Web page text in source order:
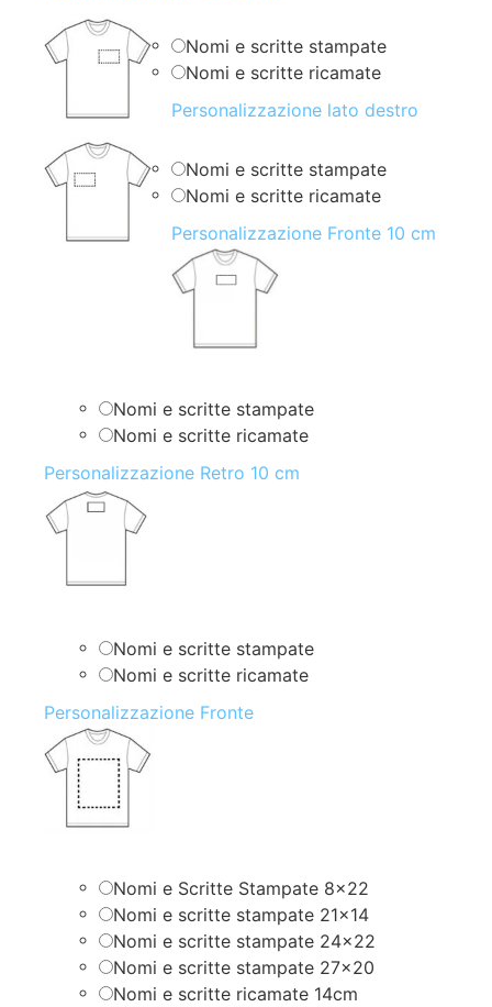
Nomi e scritte stampate
Nomi e scritte ricamate
Personalizzazione lato destro
Nomi e scritte stampate
Nomi e scritte ricamate
Personalizzazione Fronte 10 cm
Nomi e scritte stampate
Nomi e scritte ricamate
Personalizzazione Retro 10 cm
Nomi e scritte stampate
Nomi e scritte ricamate
Personalizzazione Fronte
Nomi e Scritte Stampate 8×22
Nomi e scritte stampate 21×14
Nomi e scritte stampate 24×22
Nomi e scritte stampate 27×20
Nomi e scritte ricamate 14cm